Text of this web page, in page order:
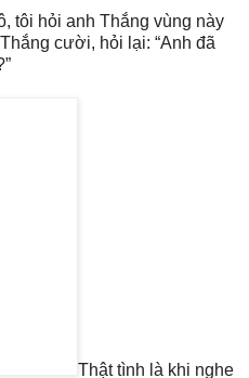
tôi hỏi anh Thắng vùng này
cười, hỏi lại: “Anh đã
Thật tình là khi nghe